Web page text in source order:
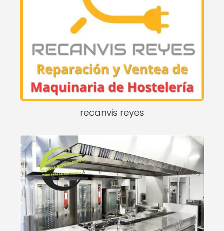
recanvis reyes